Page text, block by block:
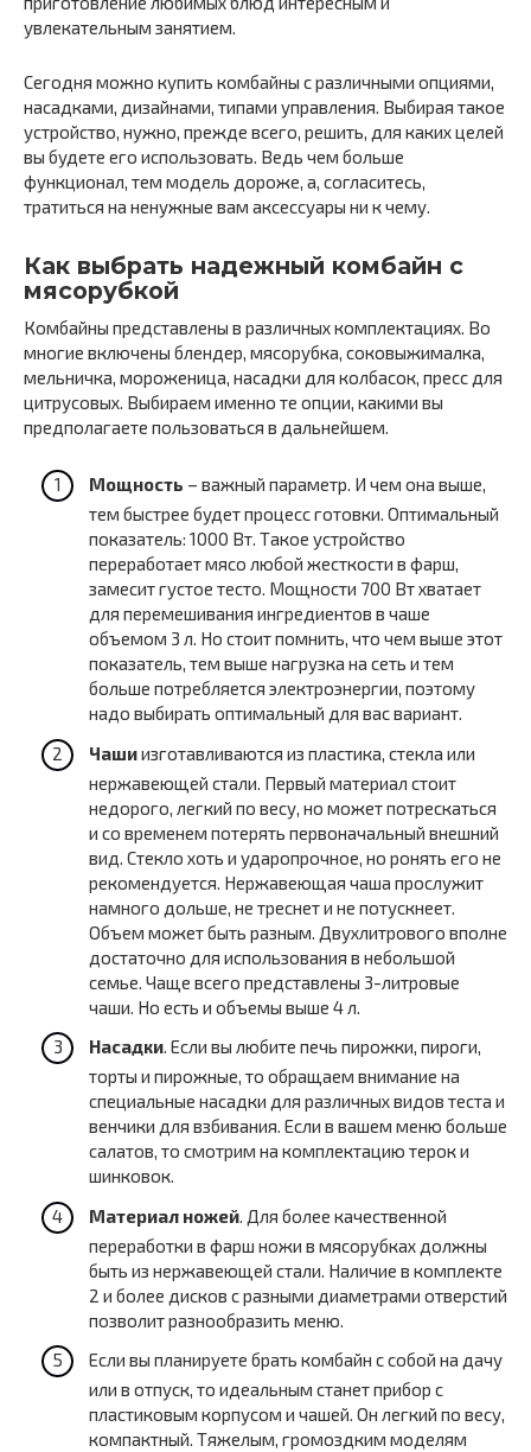
увлекательным занятием.
Сегодня можно купить комбайны с различными опциями,
насадками, дизайнами, типами управления. Выбирая такое
устройство, нужно, прежде всего, решить, для каких целей
вы будете его использовать. Ведь чем больше
функционал, тем модель дороже, а, согласитесь,
тратиться на ненужные вам аксессуары ни к чему.
Как выбрать надежный комбайн с
мясорубкой
Комбайны представлены в различных комплектациях. Во
многие включены блендер, мясорубка, соковыжималка,
мельничка, мороженица, насадки для колбасок, пресс для
цитрусовых. Выбираем именно те опции, какими вы
предполагаете пользоваться в дальнейшем.
Мощность – важный параметр. И чем она выше,
тем быстрее будет процесс готовки. Оптимальный
показатель: 1000 Вт. Такое устройство
переработает мясо любой жесткости в фарш,
замесит густое тесто. Мощности 700 Вт хватает
для перемешивания ингредиентов в чаше
объемом 3 л. Но стоит помнить, что чем выше этот
показатель, тем выше нагрузка на сеть и тем
больше потребляется электроэнергии, поэтому
надо выбирать оптимальный для вас вариант.
Чашиизготавливаются из пластика, стекла или
нержавеющей стали. Первый материал стоит
недорого, легкий по весу, но может потрескаться
и со временем потерять первоначальный внешний
вид. Стекло хоть и ударопрочное, но ронять его не
рекомендуется. Нержавеющая чаша прослужит
намного дольше, не треснет и не потускнеет.
Объем может быть разным. Двухлитрового вполне
достаточно для использования в небольшой
семье. Чаще всего представлены 3-литровые
чаши. Но есть и объемы выше 4 л.
Насадки. Если вы любите печь пирожки, пироги,
торты и пирожные, то обращаем внимание на
специальные насадки для различных видов теста и
венчики для взбивания. Если в вашем меню больше
салатов, то смотрим на комплектацию терок и
шинковок.
Материал ножей. Для более качественной
переработки в фарш ножи в мясорубках должны
быть из нержавеющей стали. Наличие в комплекте
2 и более дисков с разными диаметрами отверстий
позволит разнообразить меню.
Если вы планируете брать комбайн с собой на дачу
или в отпуск, то идеальным станет прибор с
пластиковым корпусом и чашей. Он легкий по весу,
компактный. Тяжелым, громоздким моделям